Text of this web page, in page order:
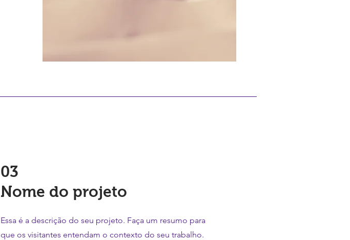
03
Nome do projeto
Essa é a descrição do seu projeto. Faça um resumo para
que os visitantes entendam o contexto do seu trabalho.